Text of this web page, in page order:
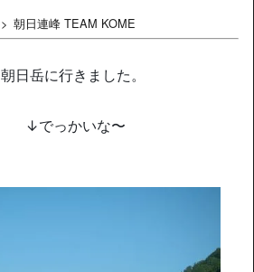
朝日連峰 TEAM KOME
朝日岳に行きました。
↓でっかいな〜